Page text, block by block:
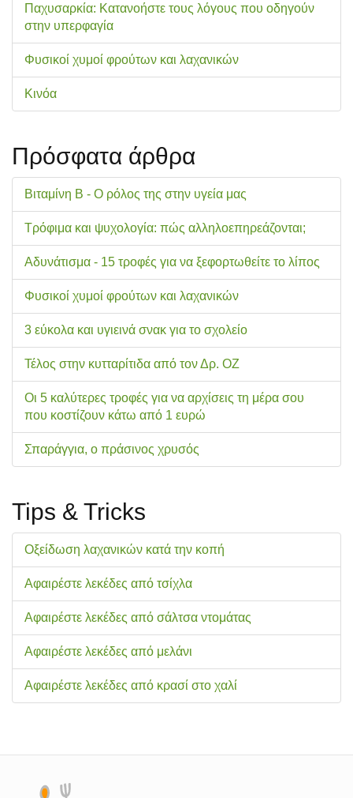
Παχυσαρκία: Κατανοήστε τους λόγους που οδηγούν
στην υπερφαγία
Φυσικοί χυμοί φρούτων και λαχανικών
Κινόα
Πρόσφατα άρθρα
Βιταμίνη Β - Ο ρόλος της στην υγεία μας
Τρόφιμα και ψυχολογία: πώς αλληλοεπηρεάζονται;
Αδυνάτισμα - 15 τροφές για να ξεφορτωθείτε το λίπος
Φυσικοί χυμοί φρούτων και λαχανικών
3 εύκολα και υγιεινά σνακ για το σχολείo
Τέλος στην κυτταρίτιδα από τον Δρ. ΟΖ
Οι 5 καλύτερες τροφές για να αρχίσεις τη μέρα σου
που κοστίζουν κάτω από 1 ευρώ
Σπαράγγια, ο πράσινος χρυσός
Tips & Tricks
Οξείδωση λαχανικών κατά την κοπή
Αφαιρέστε λεκέδες από τσίχλα
Αφαιρέστε λεκέδες από σάλτσα ντομάτας
Αφαιρέστε λεκέδες από μελάνι
Αφαιρέστε λεκέδες από κρασί στο χαλί